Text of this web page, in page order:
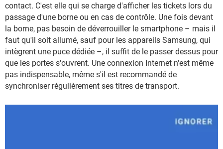
contact. C'est elle qui se charge d'afficher les tickets lors du
passage d'une borne ou en cas de contrôle. Une fois devant
la borne, pas besoin de déverrouiller le smartphone – mais il
faut qu'il soit allumé, sauf pour les appareils Samsung, qui
intègrent une puce dédiée –, il suffit de le passer dessus pour
que les portes s'ouvrent. Une connexion Internet n'est même
pas indispensable, même s'il est recommandé de
synchroniser régulièrement ses titres de transport.